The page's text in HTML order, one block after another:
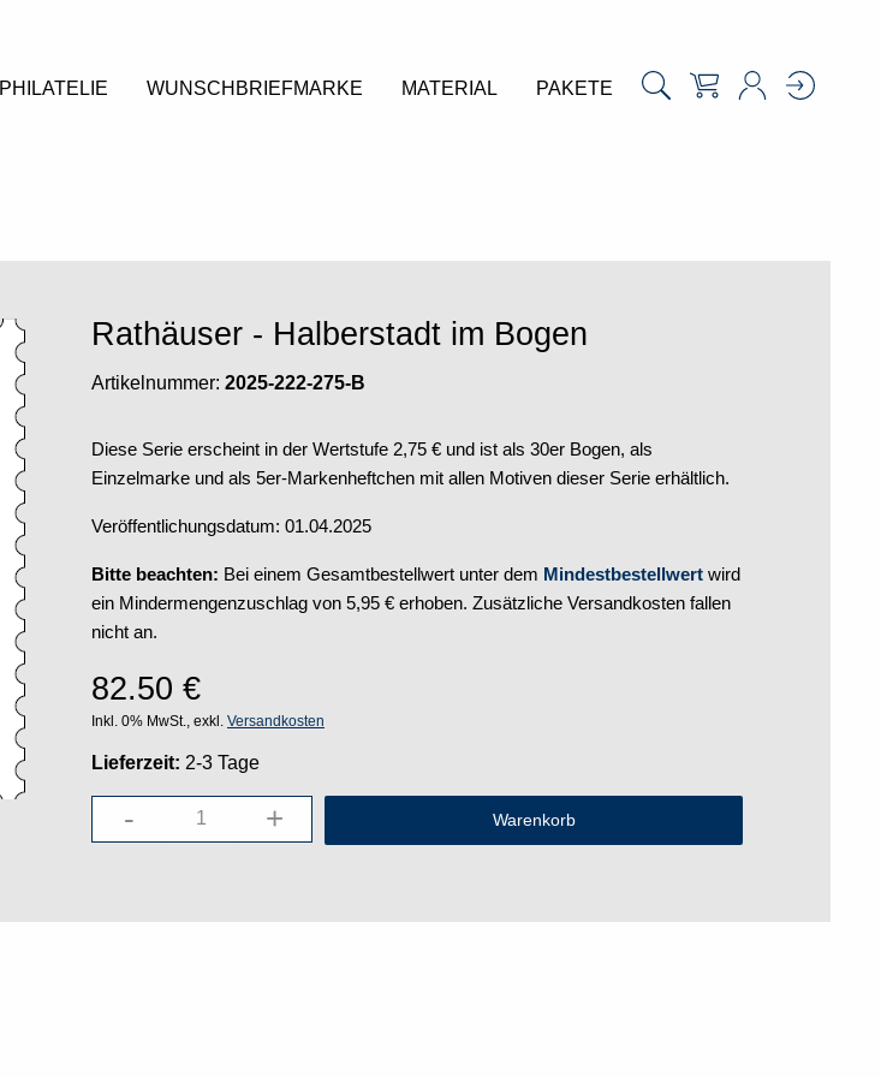
PHILATELIE WUNSCHBRIEFMARKE MATERIAL PAKETE
Rathäuser - Halberstadt im Bogen
Artikelnummer: 2025-222-275-B
Diese Serie erscheint in der Wertstufe 2,75 € und ist als 30er Bogen, als
Einzelmarke und als 5er-Markenheftchen mit allen Motiven dieser Serie erhältlich.
Veröffentlichungsdatum: 01.04.2025
Bitte beachten: Bei einem Gesamtbestellwert unter dem Mindestbestellwert wird
ein Mindermengenzuschlag von 5,95 € erhoben. Zusätzliche Versandkosten fallen
nicht an.
82.50 €
Inkl. 0% MwSt., exkl. Versandkosten
Lieferzeit: 2-3 Tage
- +